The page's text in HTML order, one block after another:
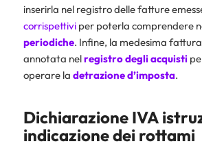
inserirla nel registro delle fatture
corrispettiviper poterla comprendere
periodiche. Infine, la medesima
annotata nelregistro degli acquisti
operare la detrazione d’imposta.
Dichiarazione IVA
indicazione dei rottami